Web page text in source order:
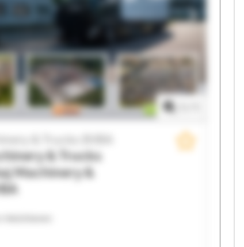
BVBA Cekaj Machinery & Trucks
& Trucks BVBA Cekaj
BVBA Cekaj Machinery & Trucks
& Trucks BVBA
& Trucks
Machinery &